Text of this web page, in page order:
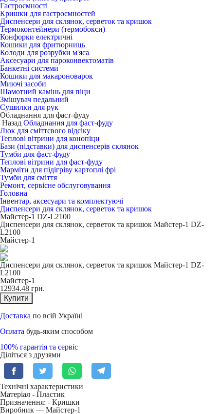
Гастроємності
Кришки для гастроємностей
Диспенсери для склянок, серветок та кришок
Термоконтейнери (термобокси)
Конфорки електричні
Кошики для фритюрниць
Колоди для розрубки м'яса
Аксесуари для пароконвектоматів
Банкетні системи
Кошики для макароноварок
Миючі засоби
Шамотний камінь для піци
Змішувач педальний
Сушилки для рук
Обладнання для фаст-фуду
Назад Обладнання для фаст-фуду
Люк для сміттєвого відсіку
Теплові вітрини для конопіци
Бази (підставки) для диспенсерів склянок
Тумби для фаст-фуду
Теплові вітрини для фаст-фуду
Марміти для підігріву картоплі фрі
Тумби для сміття
Ремонт, сервісне обслуговування
Головна
Інвентар, аксесуари та комплектуючі
Диспенсери для склянок, серветок та кришок
Майстер-1 DZ-L2100
Диспенсери для склянок, серветок та кришок Майстер-1 DZ-
L2100
Майстер-1
Диспенсери для склянок, серветок та кришок Майстер-1 DZ-
L2100
Майстер-1
12934.48 грн.
Купити
Доставка по всій Україні
Оплата будь-яким способом
100% гарантія та сервіс
Діліться з друзями
Технічні характеристики
Матеріал - Пластик
Призначення: - Кришки
Виробник — Майстер-1